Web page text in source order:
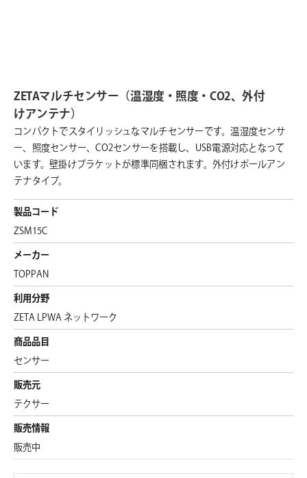
ZETAマルチセンサー（温湿度・照度・CO2、外付
けアンテナ）
コンパクトでスタイリッシュなマルチセンサーです。温湿度センサ
ー、照度センサー、CO2センサーを搭載し、USB電源対応となって
います。壁掛けブラケットが標準同梱されます。外付けポールアン
テナタイプ。
製品コード
ZSM15C
メーカー
TOPPAN
利用分野
ZETA LPWA ネットワーク
商品品目
センサー
販売元
テクサー
販売情報
販売中